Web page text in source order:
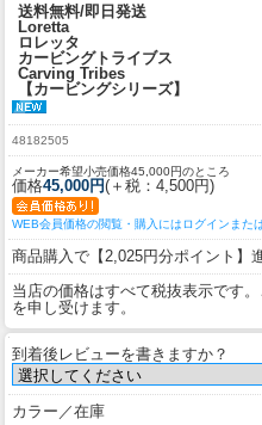
送料無料/即日発送
Loretta
ロレッタ
カービングトライブス
Carving Tribes
【カービングシリーズ】
48182505
メーカー希望小売価格45,000円のところ
価格45,000円(＋税：4,500円)
WEB会員価格の閲覧・購入にはログインまた
商品購入で【2,025円分ポイント】
当店の価格はすべて税抜表示です
を申し受けます。
到着後レビューを書きますか？
カラー／在庫